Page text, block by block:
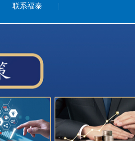
联系福泰